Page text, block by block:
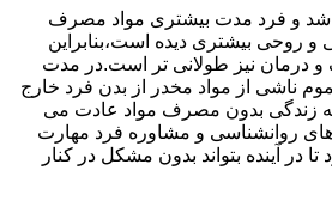
و فرد مدت بیشتری مواد مصرف
روحی بیشتری دیده است،بنابراین
درمان نیز طولانی تر است.در مدت
ناشی از مواد مخدر از بدن فرد خارج
زندگی بدون مصرف مواد عادت می
های روانشناسی و مشاوره فرد مهارت
در آینده بتواند بدون مشکل در کنار